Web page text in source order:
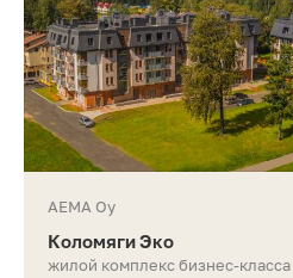
AEMA Oy
Коломяги Эко
жилой комплекс бизнес-класса